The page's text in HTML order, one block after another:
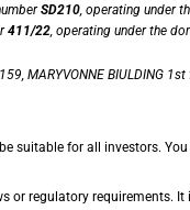
SD210, operating under
411/22, operating under the
MARYVONNE BIULDING
suitable for all investors.
regulatory requirements.